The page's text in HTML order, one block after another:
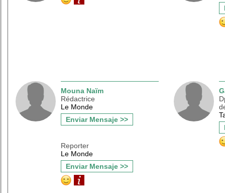
Mouna Naïm
Rédactrice
Le Monde
Enviar Mensaje >>
Reporter
Le Monde
Enviar Mensaje >>